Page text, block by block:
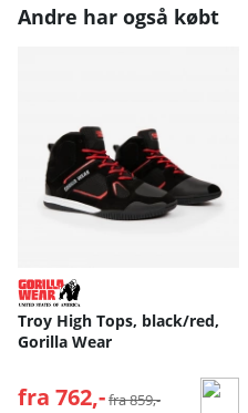
Andre har også købt
Troy High Tops, black/red,
Gorilla Wear
fra 762,- Normalpris:
fra 859,-